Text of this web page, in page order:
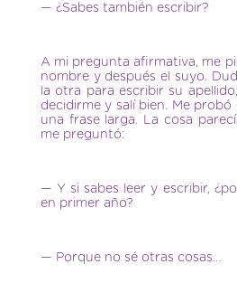
— ¿Sabes también escribir?
A mi pregunta afirmativa, me
nombre y después el suyo.
la otra para escribir su
decidirme y salí bien. Me
una frase larga. La cosa
me preguntó:
— Y si sabes leer y escribir,
en primer año?
— Porque no sé otras cosas…